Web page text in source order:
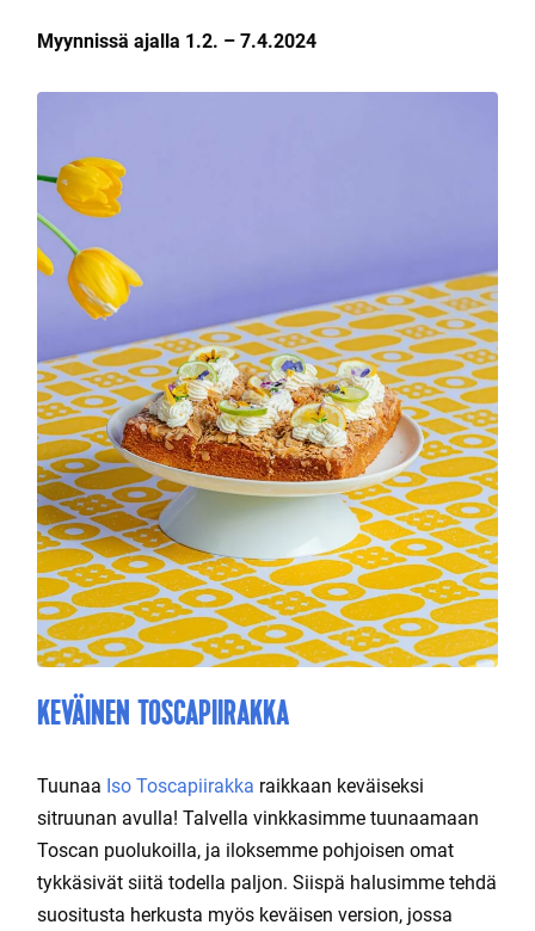
Myynnissä ajalla 1.2. – 7.4.2024
KEVÄINEN TOSCAPIIRAKKA
Tuunaa Iso Toscapiirakka raikkaan keväiseksi
sitruunan avulla! Talvella vinkkasimme tuunaamaan
Toscan puolukoilla, ja iloksemme pohjoisen omat
tykkäsivät siitä todella paljon. Siispä halusimme tehdä
suositusta herkusta myös keväisen version, jossa